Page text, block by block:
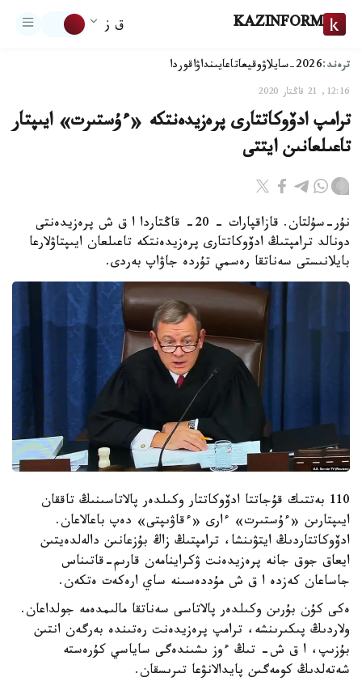
KAZINFORM ق ز
ترەند:2026-سايلاۋ وقيعاتاعايىنداۋاقوردا
12:16, 21 قاڭتار 2020
ترامپ ادۆوكاتتارى پرەزيدەنتكە «ءۇستىرت» ايىپتار
تاعىلعانىن ايتتى
نۇر-سۇلتان. قازاقپارات – 20- قاڭتاردا ا ق ش پرەزيدەنتى
دونالد ترامپتىڭ ادۆوكاتتارى پرەزيدەنتكە تاعىلعان ايىپتاۋلارعا
بايلانىستى سەناتقا رەسمي تۇردە جاۋاپ بەردى.
110 بەتتىك قۇجاتتا ادۆوكاتتار وكىلدەر پالاتاسىنىڭ تاققان
ايىپتارىن «ءۇستىرت» ءارى «ءقاۋىپتى» دەپ باعالاعان.
ادۆوكاتتاردىڭ ايتۋىنشا، ترامپتىڭ زاڭ بۇزعانىن دالەلدەيتىن
ايعاق جوق جانە پرەزيدەنت ۋكراينامەن قارىم-قاتىناس
جاساعان كەزدە ا ق ش مۇددەسىنە ساي ارەكەت ەتكەن.
ەكى كۇن بۇرىن وكىلدەر پالاتاسى سەناتقا مالىمدەمە جولداعان.
ولاردىڭ پىكىرىنشە، ترامپ پرەزيدەنت رەتىندە بەرگەن انتىن
بۇزىپ، ا ق ش- تىڭ ءوز ىشىندەگى ساياسي كۇرەستە
شەتەلدىڭ كومەگىن پايدالانۋعا تىرىسقان.